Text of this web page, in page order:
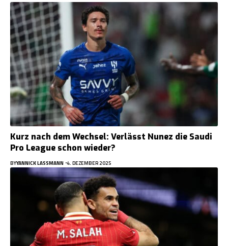
Kurz nach dem Wechsel: Verlässt Nunez die Saudi
Pro League schon wieder?
BYYANNICK LASSMANN 4. DEZEMBER 2025